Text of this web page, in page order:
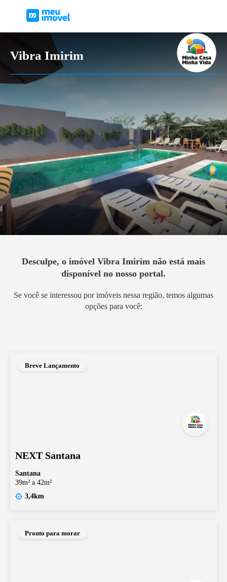
Vibra Imirim
Desculpe, o imóvel Vibra Imirim não está mais
disponível no nosso portal.
Se você se interessou por imóveis nessa região, temos algumas
opções para você:
Breve Lançamento
NEXT Santana
Santana
39m² a 42m²
3,4km
Pronto para morar